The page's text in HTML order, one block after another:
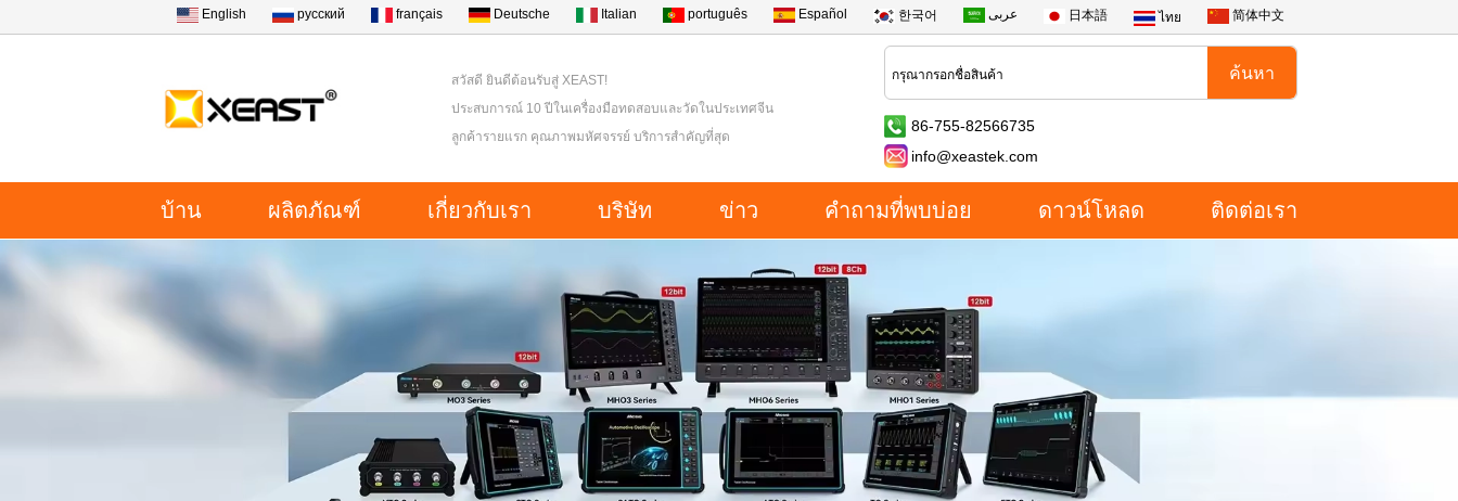
English русский français Deutsche Italian português Español 한국어 عربى 日本語 ไทย 简体中文
สวัสดี ยินดีต้อนรับสู่ XEAST!
ประสบการณ์ 10 ปีในเครื่องมือทดสอบและวัดในประเทศจีน
ลูกค้ารายแรก คุณภาพมหัศจรรย์ บริการสำคัญที่สุด
86-755-82566735
info@xeastek.com
บ้าน ผลิตภัณฑ์ เกี่ยวกับเรา บริษัท ข่าว คำถามที่พบบ่อย ดาวน์โหลด ติดต่อเรา